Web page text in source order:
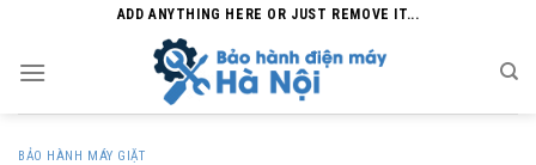
content
ADD ANYTHING HERE OR JUST REMOVE IT...
BẢO HÀNH MÁY GIẶT